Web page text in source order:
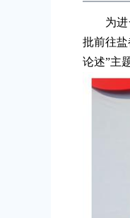
为进一
批前往
论述”主